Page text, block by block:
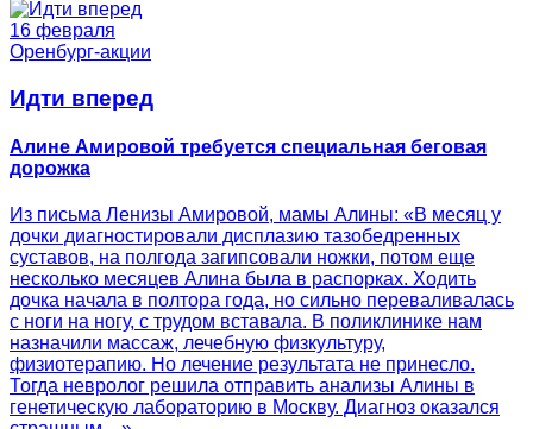
16 февраля
Оренбург-акции
Идти вперед
Алине Амировой требуется специальная беговая
дорожка
Из письма Ленизы Амировой, мамы Алины: «В месяц у
дочки диагностировали дисплазию тазобедренных
суставов, на полгода загипсовали ножки, потом еще
несколько месяцев Алина была в распорках. Ходить
дочка начала в полтора года, но сильно переваливалась
с ноги на ногу, с трудом вставала. В поликлинике нам
назначили массаж, лечебную физкультуру,
физиотерапию. Но лечение результата не принесло.
Тогда невролог решила отправить анализы Алины в
генетическую лабораторию в Москву. Диагноз оказался